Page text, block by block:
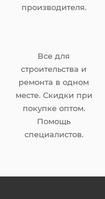
производителя.
Все для
строительства и
ремонта в одном
месте. Скидки при
покупке оптом.
Помощь
специалистов.